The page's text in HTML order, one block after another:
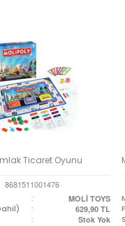
Ticaret Oyunu
8681511001476
: MOLİ TOYS
: 629,90 TL
: Stok Yok